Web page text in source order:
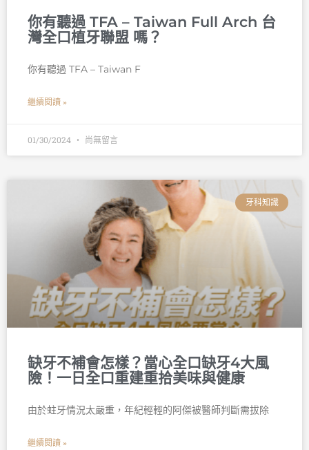
你有聽過 TFA – Taiwan Full Arch 台
灣全口植牙聯盟 嗎？
你有聽過 TFA – Taiwan F
繼續閱讀 »
01/30/2024 尚無留言
牙科知識
缺牙不補會怎樣？當心全口缺牙4大風
險！一日全口重建重拾美味與健康
由於蛀牙情況太嚴重，年紀輕輕的阿傑被醫師判斷需拔除
繼續閱讀 »